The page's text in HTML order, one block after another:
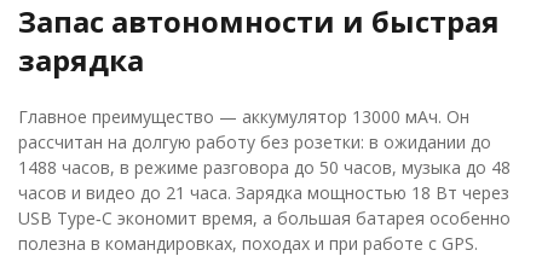
Запас автономности и быстрая
зарядка
Главное преимущество — аккумулятор 13000 мАч. Он
рассчитан на долгую работу без розетки: в ожидании до
1488 часов, в режиме разговора до 50 часов, музыка до 48
часов и видео до 21 часа. Зарядка мощностью 18 Вт через
USB Type‑C экономит время, а большая батарея особенно
полезна в командировках, походах и при работе с GPS.